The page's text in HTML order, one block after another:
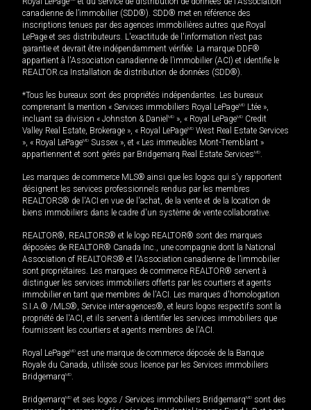
canadienne de l’immobilier (SDD®). SDD® met en référence des
inscriptions tenues par des agences immobilières autres que Royal
LePage et ses distributeurs. L'exactitude de l'information n'est pas
garantie et devrait être indépendamment vérifiée. La marque DDF®
appartient à l'Association canadienne de l’immobilier (ACI) et identifie le
REALTOR.ca Installation de distribution de données (SDD®).
*Tous les bureaux sont des propriétés indépendantes. Les bureaux
comprenant la mention « Services immobiliers Royal LePageMD Ltée »,
incluant sa division « Johnston & Daniel MD », « Royal LePageMD Credit
Valley Real Estate, Brokerage », « Royal LePageMD West Real Estate Services
», « Royal LePageMD Sussex », et « Les immeubles Mont-Tremblant »
appartiennent et sont gérés par Bridgemarq Real Estate ServicesMD.
Les marques de commerce MLS® ainsi que les logos qui s'y rapportent
désignent les services professionnels rendus par les membres
REALTORS® de l'ACI en vue de l'achat, de la vente et de la location de
biens immobiliers dans le cadre d'un système de vente collaborative.
REALTOR®, REALTORS® et le logo REALTOR® sont des marques
déposées de REALTOR® Canada Inc., une compagnie dont la National
Association of REALTORS® et l'Association canadienne de l’immobilier
sont propriétaires. Les marques de commerce REALTOR® servent à
distinguer les services immobiliers offerts par les courtiers et agents
immobilier en tant que membres de l'ACI. Les marques d'homologation
S.I.A.® /MLS®, Service inter-agences®, et leurs logos respectifs sont la
propriété de l'ACI, et ils servent à identifier les services immobiliers que
fournissent les courtiers et agents membres de l'ACI.
Royal LePageMD est une marque de commerce déposée de la Banque
Royale du Canada, utilisée sous licence par les Services immobiliers
BridgemarqMD.
BridgemarqMD et ses logos / Services immobiliers BridgemarqMD sont des